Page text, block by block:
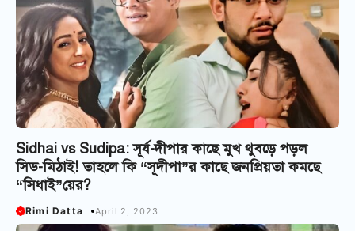
Sidhai vs Sudipa: সূর্য-দীপার কাছে মুখ থুবড়ে পড়ল
সিড-মিঠাই! তাহলে কি “সূদীপা”র কাছে জনপ্রিয়তা কমছে
“সিধাই”য়ের?
Rimi Datta April 2, 2023